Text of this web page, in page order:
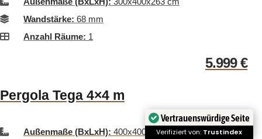
Wandstärke: 68 mm
Anzahl Räume: 1
5.999€
Pergola Tega 4×4 m
Außenmaße (BxLxH): 400x400x263 cm
Vertrauenswürdige Seite
Verifiziert von: Trustindex